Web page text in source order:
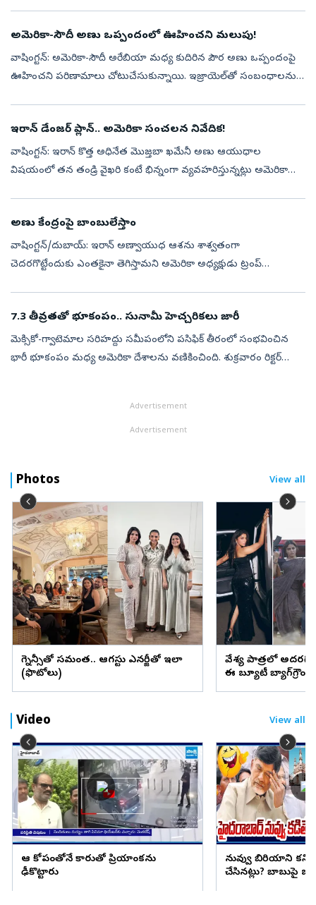
అమెరికా-సౌదీ అణు ఒప్పందంలో ఊహించని మలుపు!
వాషింగ్టన్‌: అమెరికా-సౌదీ అరేబియా మధ్య కుదిరిన పౌర అణు ఒప్పందంపై
ఊహించని పరిణామాలు చోటుచేసుకున్నాయి. ఇజ్రాయెల్‌తో సంబంధాలను
ఇరాన్ డేంజర్ ప్లాన్.. అమెరికా సంచలన నివేదిక!
వాషింగ్టన్‌: ఇరాన్ కొత్త అధినేత మొజ్తబా ఖమేనీ అణు ఆయుధాల
విషయంలో తన తండ్రి వైఖరి కంటే భిన్నంగా వ్యవహరిస్తున్నట్లు అమెరికా
అణు కేంద్రంపై బాంబులేస్తాం
వాషింగ్టన్‌/దుబాయ్‌: ఇరాన్‌ అణ్వాయుధ ఆశను శాశ్వతంగా
చెదరగొట్టేందుకు ఎంతకైనా తెగిస్తామని అమెరికా అధ్యక్షుడు ట్రంప్‌
7.3 తీవ్రతతో భూకంపం.. సునామీ హెచ్చరికలు జారీ
మెక్సికో-గ్వాటెమాల సరిహద్దు సమీపంలోని పసిఫిక్‌ తీరంలో సంభవించిన
భారీ భూకంపం మధ్య అమెరికా దేశాలను వణికించింది. శుక్రవారం రిక్టర్‌
Advertisement
Advertisement
Photos View all
ప్రెగ్నెన్సీతో సమంత.. ఆగస్టు ఎనర్జీతో ఇలా
(ఫొటోలు)
వేశ్య పాత్రలో
ఈ బ్యూటీ
Video View all
ఆ కోపంతోనే కారుతో ప్రియాంకను
ఢీకొట్టారు
నువ్వు బిరియాని
చేసినట్లు? బాబుపై